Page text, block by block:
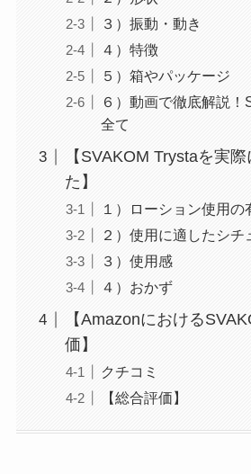
３）振動・動き
４）特徴
５）箱やパッケージ
６）動画で徹底解説！
全て
【SVAKOM Trystaを実
た】
１）ローション使用の
２）使用に適したシチ
３）使用感
４）おかず
【Amazonにおける
価】
クチコミ
【総合評価】